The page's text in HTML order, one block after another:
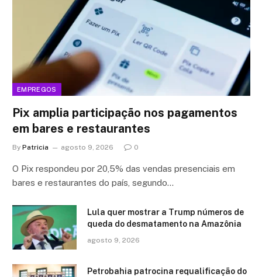
EMPREGOS
Pix amplia participação nos pagamentos
em bares e restaurantes
By Patricia agosto 9, 2026 0
O Pix respondeu por 20,5% das vendas presenciais em
bares e restaurantes do país, segundo…
Lula quer mostrar a Trump números de
queda do desmatamento na Amazônia
agosto 9, 2026
Petrobahia patrocina requalificação do